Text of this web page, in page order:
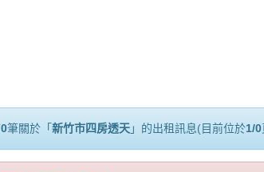
0筆關於「 新竹市四房透天」的出租訊息(目前位於1/0